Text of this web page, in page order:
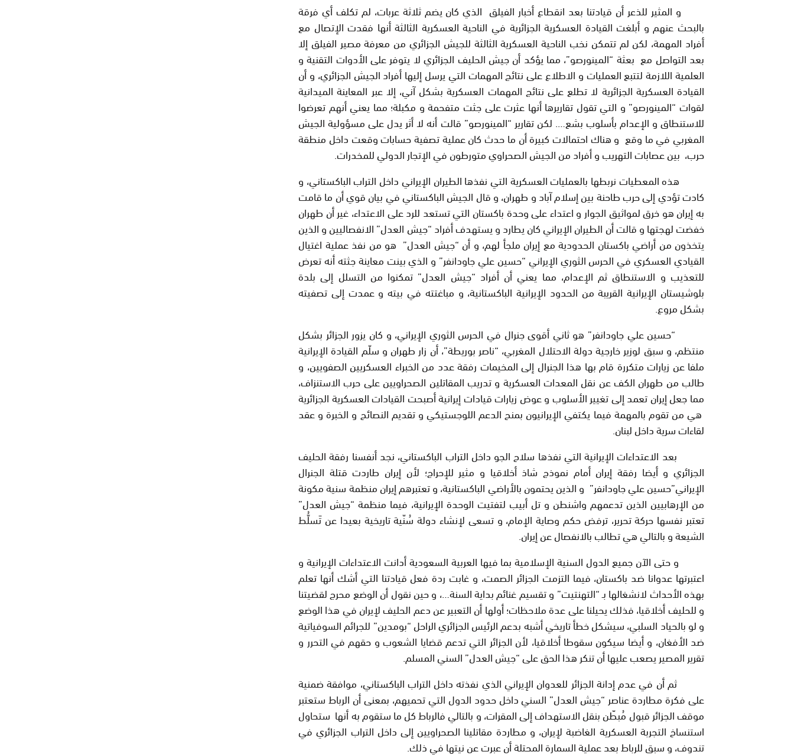
و المثير للذعر أن قيادتنا بعد انقطاع أخبار الفيلق الذي كان يضم ثلاثة عربات، لم تكلف أي فرقة
بالبحث عنهم و أبلغت القيادة العسكرية الجزائرية في الناحية العسكرية الثالثة أنها فقدت الإتصال مع
أفراد المهمة، لكن لم تتمكن نخب الناحية العسكرية الثالثة للجيش الجزائري من معرفة مصير الفيلق إلا
بعد التواصل مع بعثة “المينورصو”، مما يؤكد أن جيش الحليف الجزائري لا يتوفر على الأدوات التقنية و
العلمية اللازمة لتتبع العمليات و الاطلاع على نتائج المهمات التي يرسل إليها أفراد الجيش الجزائري، و أن
القيادة العسكرية الجزائرية لا تطلع على نتائج المهمات العسكرية بشكل آني، إلا عبر المعاينة الميدانية
لقوات “المينورصو” و التي تقول تقاريرها أنها عثرت على جثت متفحمة و مكبلة؛ مما يعني أنهم تعرضوا
للاستنطاق و الإعدام بأسلوب بشع…. لكن تقارير “المينورصو” قالت أنه لا أثر يدل على مسؤولية الجيش
المغربي في ما وقع و هناك احتمالات كبيرة أن ما حدث كان عملية تصفية حسابات وقعت داخل منطقة
حرب، بين عصابات التهريب و أفراد من الجيش الصحراوي متورطون في الإتجار الدولي للمخدرات.
هذه المعطيات نربطها بالعمليات العسكرية التي نفذها الطيران الإيراني داخل التراب الباكستاني، و
كادت تؤدي إلى حرب طاحنة بين إسلام آباد و طهران، و قال الجيش الباكستاني في بيان قوي أن ما قامت
به إيران هو خرق لمواثيق الجوار و اعتداء على وحدة باكستان التي تستعد للرد على الاعتداء، غير أن طهران
خفضت لهجتها و قالت أن الطيران الإيراني كان يطارد و يستهدف أفراد “جيش العدل” الانفصاليين و الذين
يتخذون من أراضي باكستان الحدودية مع إيران ملجأ لهم، و أن “جيش العدل” هو من نفذ عملية اغتيال
القيادي العسكري في الحرس الثوري الإيراني “حسین ‌علي جاودانفر” و الذي بينت معاينة جثته أنه تعرض
للتعذيب و الاستنطاق ثم الإعدام، مما يعني أن أفراد “جيش العدل” تمكنوا من التسلل إلى بلدة
بلوشيستان الإيرانية القريبة من الحدود الإيرانية الباكستانية، و مباغتته في بيته و عمدت إلى تصفيته
بشكل مروع.
“حسین ‌علي جاودانفر” هو ثاني أقوى جنرال في الحرس الثوري الإيراني، و كان يزور الجزائر بشكل
منتظم، و سبق لوزير خارجية دولة الاحتلال المغربي، “ناصر بوريطة”، أن زار طهران و سلّم القيادة الإيرانية
ملفا عن زيارات متكررة قام بها هذا الجنرال إلى المخيمات رفقة عدد من الخبراء العسكريين الصفويين، و
طالب من طهران الكف عن نقل المعدات العسكرية و تدريب المقاتلين الصحراويين على حرب الاستنزاف،
مما جعل إيران تعمد إلى تغيير الأسلوب و عوض زيارات قيادات إيرانية أصبحت القيادات العسكرية الجزائرية
هي من تقوم بالمهمة فيما يكتفي الإيرانيون بمنح الدعم اللوجستيكي و تقديم النصائح و الخبرة و عقد
لقاءات سرية داخل لبنان.
بعد الاعتداءات الإيرانية التي نفذها سلاح الجو داخل التراب الباكستاني، نجد أنفسنا رفقة الحليف
الجزائري و أيضا رفقة إيران أمام نموذج شاذ أخلاقيا و مثير للإحراج؛ لأن إيران طاردت قتلة الجنرال
الإيراني”حسین ‌علي جاودانفر” و الذين يحتمون بالأراضي الباكستانية، و تعتبرهم إيران منظمة سنية مكونة
من الإرهابيين الذين تدعمهم واشنطن و تل أبيب لتفتيت الوحدة الإيرانية، فيما منظمة “جيش العدل”
تعتبر نفسها حركة تحرير، ترفض حكم وصاية الإمام، و تسعى لإنشاء دولة سُنّية تاريخية بعيدا عن تَسلُّط
الشيعة و بالتالي هي تطالب بالانفصال عن إيران.
و حتى الآن جميع الدول السنية الإسلامية بما فيها العربية السعودية أدانت الاعتداءات الإيرانية و
اعتبرتها عدوانا ضد باكستان، فيما التزمت الجزائر الصمت، و غابت ردة فعل قيادتنا التي أشك أنها تعلم
بهذه الأحداث لانشغالها بـ “التهنتيت” و تقسيم غنائم بداية السنة…، و حين نقول أن الوضع محرج لقضيتنا
و للحليف أخلاقيا، فذلك يحيلنا على عدة ملاحظات؛ أولها أن التعبير عن دعم الحليف لإيران في هذا الوضع
و لو بالحياد السلبي، سيشكل خطأ تاريخي أشبه بدعم الرئيس الجزائري الراحل “بومدين” للجرائم السوفياتية
ضد الأفغان، و أيضا سيكون سقوطا أخلاقيا، لأن الجزائر التي تدعم قضايا الشعوب و حقهم في التحرر و
تقرير المصير يصعب عليها أن تنكر هذا الحق على “جيش العدل” السني المسلم.
ثم أن في عدم إدانة الجزائر للعدوان الإيراني الذي نفذته داخل التراب الباكستاني، موافقة ضمنية
على فكرة مطاردة عناصر “جيش العدل” السني داخل حدود الدول التي تحميهم، بمعنى أن الرباط ستعتبر
موقف الجزائر قبول مُبطّن بنقل الاستهداف إلى المقرات، و بالتالي فالرباط كل ما ستقوم به أنها ستحاول
استنساخ التجربة العسكرية الغاضبة لإيران، و مطاردة مقاتلينا الصحراويين إلى داخل التراب الجزائري في
تندوف، و سبق للرباط بعد عملية السمارة المحتلة أن عبرت عن نيتها في ذلك.